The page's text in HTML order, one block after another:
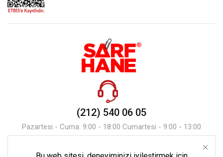
(212) 540 06 05
Pazartesi - Cuma: 9:00 - 18:00 Cumartesi - 9:00 - 13:00